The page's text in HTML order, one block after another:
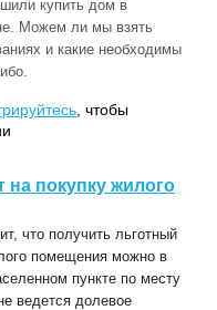
купить дом в
Можем ли мы взять
и какие необходимы
, чтобы
на покупку жилого
что получить льготный
помещения можно в
пункте по месту
ведется долевое